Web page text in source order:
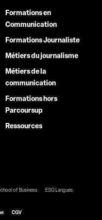
Formations en
Communication
Formations Journaliste
Métiers du journalisme
Métiers de la
communication
Formations hors
Parcoursup
Ressources
of Business
ESG Langues
CGV